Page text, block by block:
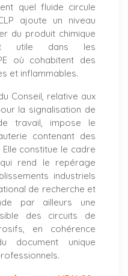
quel fluide circule
ajoute un niveau
du produit chimique
utile dans les
où cohabitent des
et inflammables.
Conseil, relative aux
la signalisation de
travail, impose le
contenant des
constitue le cadre
rend le repérage
industriels
de recherche et
par ailleurs une
des circuits de
en cohérence
document unique